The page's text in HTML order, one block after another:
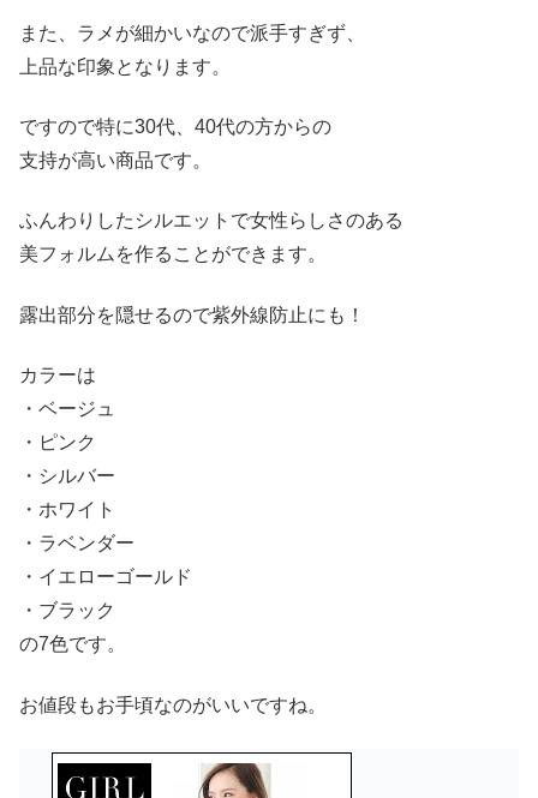
また、ラメが細かいなので派手すぎず、
上品な印象となります。
ですので特に30代、40代の方からの
支持が高い商品です。
ふんわりしたシルエットで女性らしさのある
美フォルムを作ることができます。
露出部分を隠せるので紫外線防止にも！
カラーは
・ベージュ
・ピンク
・シルバー
・ホワイト
・ラベンダー
・イエローゴールド
・ブラック
の7色です。
お値段もお手頃なのがいいですね。